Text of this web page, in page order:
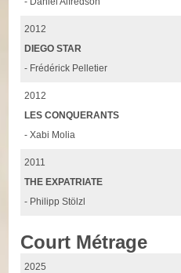
2012
DIEGO STAR
- Frédérick Pelletier
2012
LES CONQUERANTS
- Xabi Molia
2011
THE EXPATRIATE
- Philipp Stölzl
Court Métrage
2025